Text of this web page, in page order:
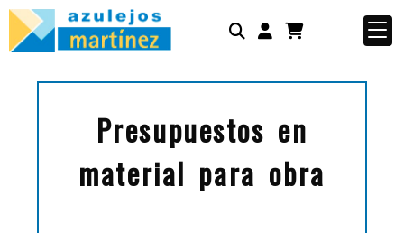
Identifícate
Presupuestos en
material para obra